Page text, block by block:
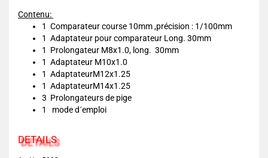
Contenu:
1 Comparateur course 10mm ,précision : 1/100mm
1 Adaptateur pour comparateur Long. 30mm
1 Prolongateur M8x1.0, long. 30mm
1 Adaptateur M10x1.0
1 AdaptateurM12x1.25
1 AdaptateurM14x1.25
3 Prolongateurs de pige
1 mode d´emploi
DETAILS